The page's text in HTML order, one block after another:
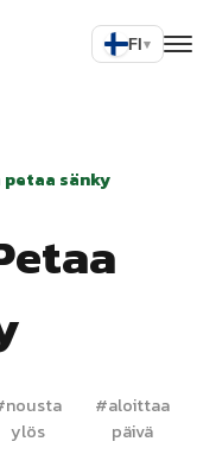
FI▾
petaa sänky
nousta
ylös
#aloittaa
päivä